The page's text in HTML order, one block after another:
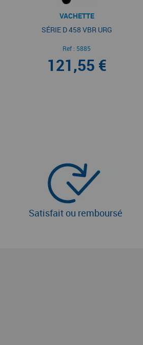
VACHETTE
SÉRIE D 458 VBR URG
Ref : 5885
121,55 €
Satisfait ou remboursé